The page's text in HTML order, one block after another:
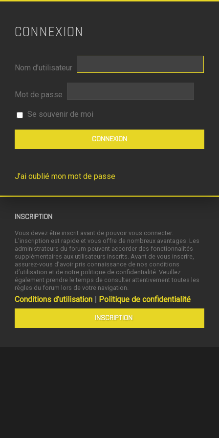
CONNEXION
Nom d’utilisateur
Mot de passe
Se souvenir de moi
J’ai oublié mon mot de passe
INSCRIPTION
Vous devez être inscrit avant de pouvoir vous connecter.
L’inscription est rapide et vous offre de nombreux avantages. Les
administrateurs du forum peuvent accorder des fonctionnalités
supplémentaires aux utilisateurs inscrits. Avant de vous inscrire,
assurez-vous d’avoir pris connaissance de nos conditions
d’utilisation et de notre politique de confidentialité. Veuillez
également prendre le temps de consulter attentivement toutes les
règles du forum lors de votre navigation.
Conditions d’utilisation | Politique de confidentialité
INSCRIPTION